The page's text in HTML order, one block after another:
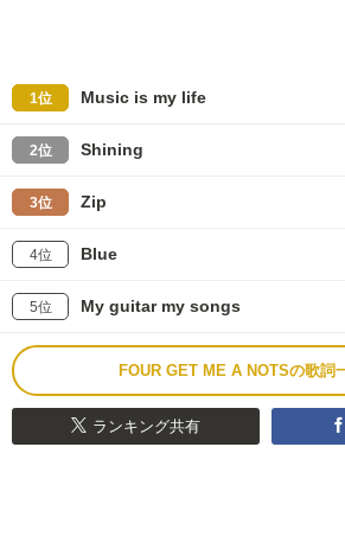
1位 Music is my life
2位 Shining
3位 Zip
4位 Blue
5位 My guitar my songs
FOUR GET ME A NOTSの歌詞
ランキング共有